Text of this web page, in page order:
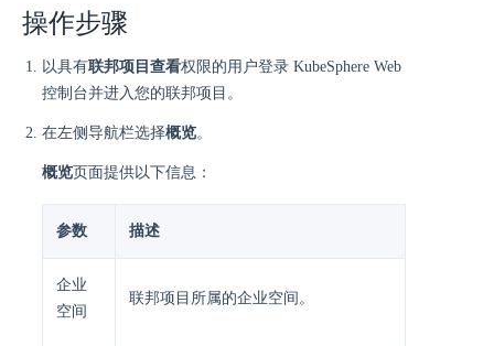
操作步骤
以具有联邦项目查看权限的用户登录 KubeSphere Web
控制台并进入您的联邦项目。
在左侧导航栏选择概览。
概览页面提供以下信息：
参数 描述
企业
空间
联邦项目所属的企业空间。